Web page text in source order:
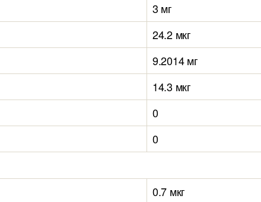
3 мг
24.2 мкг
9.2014 мг
14.3 мкг
0
0
0.7 мкг